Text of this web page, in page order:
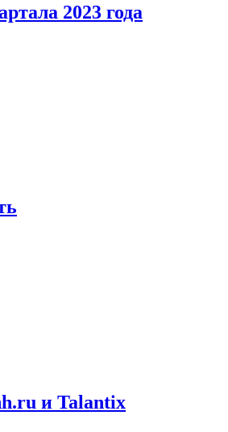
2023 года
и Talantix